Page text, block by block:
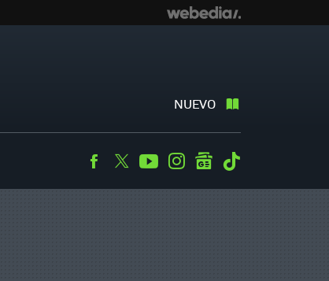
NUEVO
Facebook
TwitterYoutubeInstagramgooglenews